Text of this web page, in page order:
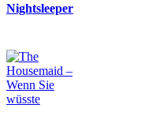
Nightsleeper